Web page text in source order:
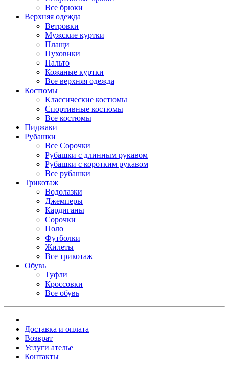
Все брюки
Верхняя одежда
Ветровки
Мужские куртки
Плащи
Пуховики
Пальто
Кожаные куртки
Все верхняя одежда
Костюмы
Классические костюмы
Спортивные костюмы
Все костюмы
Пиджаки
Рубашки
Все Сорочки
Рубашки с длинным рукавом
Рубашки с коротким рукавом
Все рубашки
Трикотаж
Водолазки
Джемперы
Кардиганы
Сорочки
Поло
Футболки
Жилеты
Все трикотаж
Обувь
Туфли
Кроссовки
Все обувь
Доставка и оплата
Возврат
Услуги ателье
Контакты